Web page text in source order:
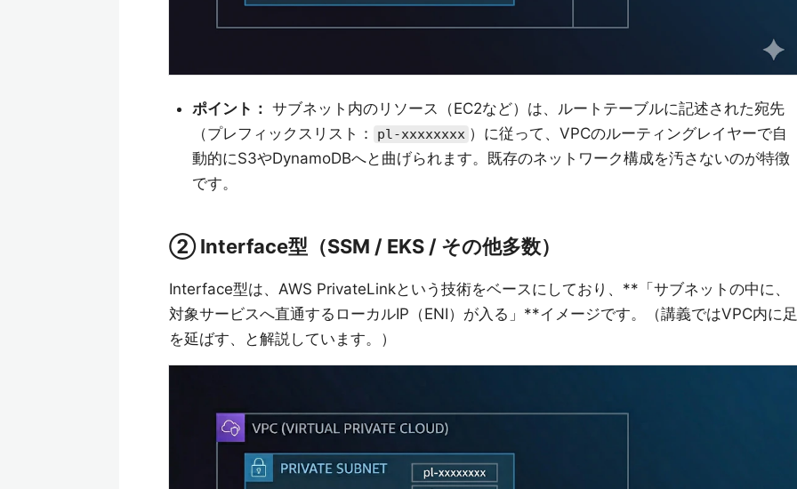
ポイント： サブネット内のリソース（EC2など）は、ルートテーブルに記述された宛先
（プレフィックスリスト：
pl-xxxxxxxx ）に従って、VPCのルーティングレイヤーで自
動的にS3やDynamoDBへと曲げられます。既存のネットワーク構成を汚さないのが特徴
です。
② Interface型（SSM / EKS / その他多数）
Interface型は、AWS PrivateLinkという技術をベースにしており、**「サブネットの中に、
対象サービスへ直通するローカルIP（ENI）が入る」**イメージです。（講義ではVPC内に足
を延ばす、と解説しています。）